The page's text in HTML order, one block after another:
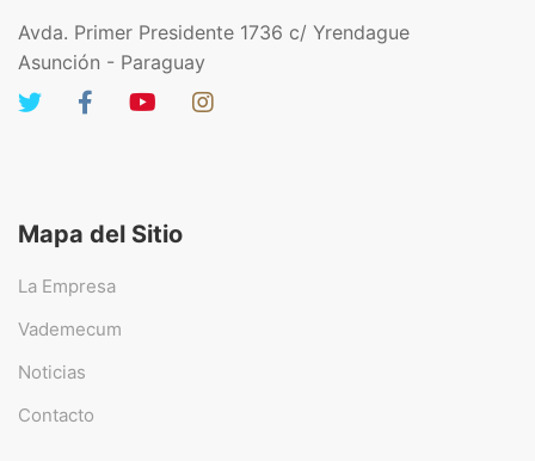
Avda. Primer Presidente 1736 c/ Yrendague
Asunción - Paraguay
Mapa del Sitio
La Empresa
Vademecum
Noticias
Contacto